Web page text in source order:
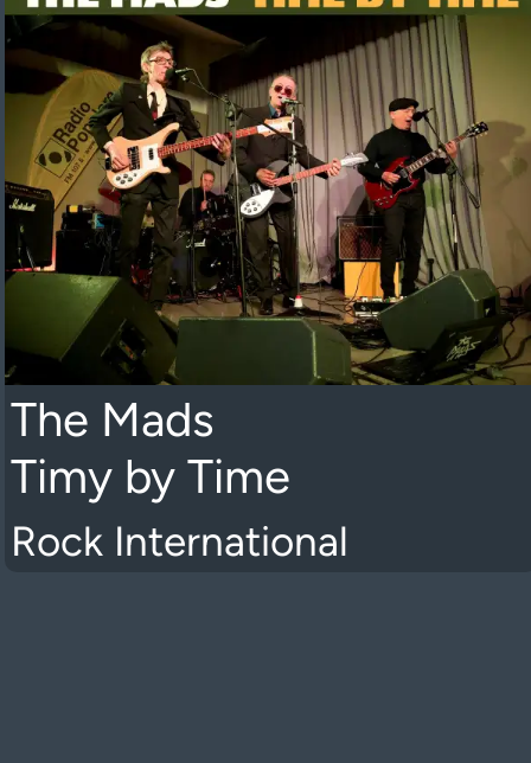
The Mads
Timy by Time
Rock International